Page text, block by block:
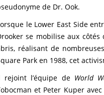
de Dr. Ook.
le Lower East Side
se mobilise aux
réalisant de
Park en 1988, cet
rejoint l’équipe de World
et Peter Kuper